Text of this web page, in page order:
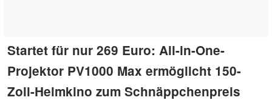
Startet für nur 269 Euro: All-in-One-
Projektor PV1000 Max ermöglicht 150-
Zoll-Heimkino zum Schnäppchenpreis